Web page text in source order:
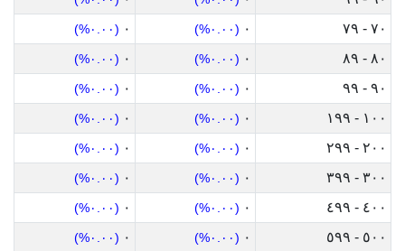
٧٠ - ٧٩ ٠ (٠.٠٠%) ٠ (٠.٠٠%)
٨٠ - ٨٩ ٠ (٠.٠٠%) ٠ (٠.٠٠%)
٩٠ - ٩٩ ٠ (٠.٠٠%) ٠ (٠.٠٠%)
١٠٠ - ١٩٩ ٠ (٠.٠٠%) ٠ (٠.٠٠%)
٢٠٠ - ٢٩٩ ٠ (٠.٠٠%) ٠ (٠.٠٠%)
٣٠٠ - ٣٩٩ ٠ (٠.٠٠%) ٠ (٠.٠٠%)
٤٠٠ - ٤٩٩ ٠ (٠.٠٠%) ٠ (٠.٠٠%)
٥٠٠ - ٥٩٩ ٠ (٠.٠٠%) ٠ (٠.٠٠%)